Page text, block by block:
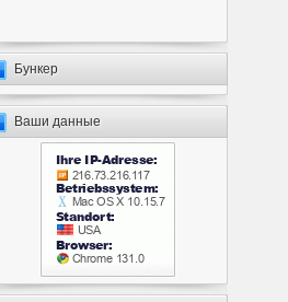
Бункер
Ваши данные